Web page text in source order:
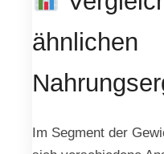
ähnlichen
Im Segment der